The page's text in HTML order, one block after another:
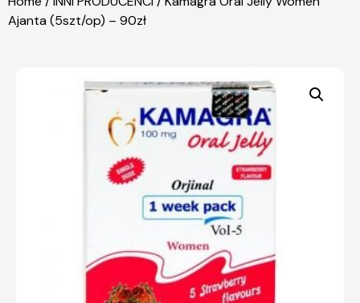
Ajanta (5szt/op) – 90zł